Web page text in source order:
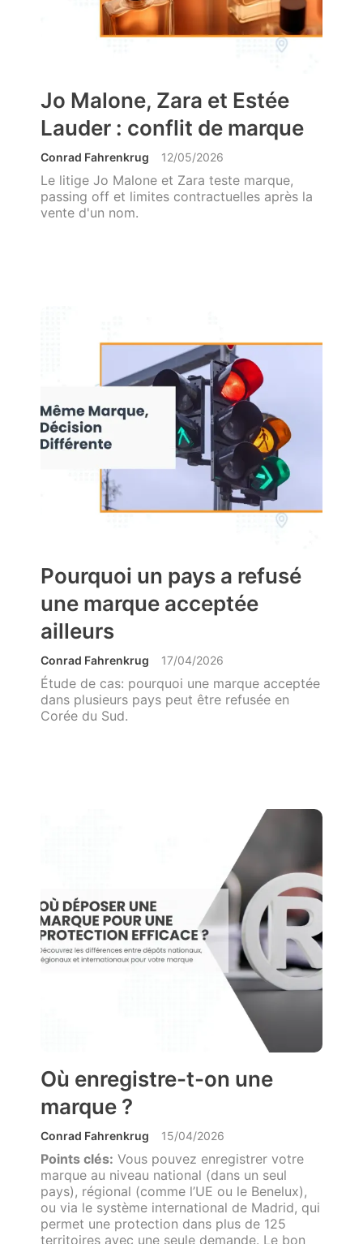
Jo Malone, Zara et Estée
Lauder : conflit de marque
Conrad Fahrenkrug 12/05/2026
Le litige Jo Malone et Zara teste marque,
passing off et limites contractuelles après la
vente d'un nom.
Pourquoi un pays a refusé
une marque acceptée
ailleurs
Conrad Fahrenkrug 17/04/2026
Étude de cas: pourquoi une marque acceptée
dans plusieurs pays peut être refusée en
Corée du Sud.
Où enregistre-t-on une
marque ?
Conrad Fahrenkrug 15/04/2026
Points clés: Vous pouvez enregistrer votre
marque au niveau national (dans un seul
pays), régional (comme l’UE ou le Benelux),
ou via le système international de Madrid, qui
permet une protection dans plus de 125
territoires avec une seule demande. Le bon